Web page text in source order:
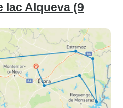
lac Alqueva (9